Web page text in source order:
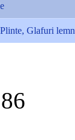
Plinte, Glafuri lemn